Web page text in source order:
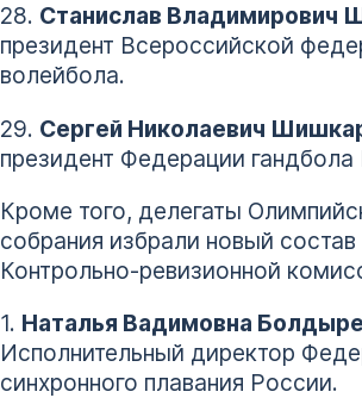
28. Станислав Владимирович
президент Всероссийской
волейбола.
29. Сергей Николаевич
президент Федерации гандбола
Кроме того, делегаты
собрания избрали новый состав
Контрольно-ревизионной
1. Наталья Вадимовна
Исполнительный директор
синхронного плавания России.